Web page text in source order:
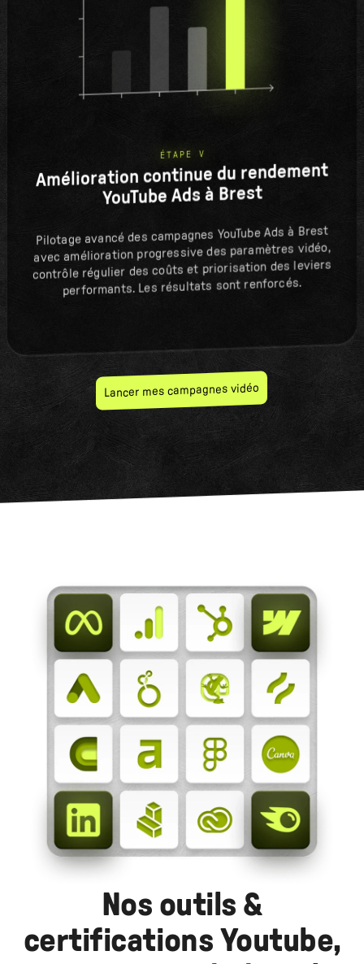
ÉTAPE V
Amélioration continue du rendement
YouTube Ads à Brest
Pilotage avancé des campagnes YouTube Ads à Brest
avec amélioration progressive des paramètres vidéo,
contrôle régulier des coûts et priorisation des leviers
performants. Les résultats sont renforcés.
Lancer mes campagnes vidéo
Nos outils &
certifications Youtube,